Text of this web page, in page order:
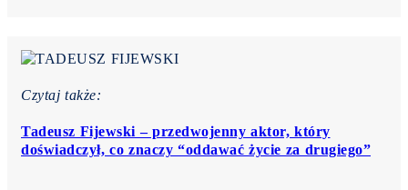
Czytaj także:
Tadeusz Fijewski – przedwojenny aktor, który
doświadczył, co znaczy “oddawać życie za drugiego”